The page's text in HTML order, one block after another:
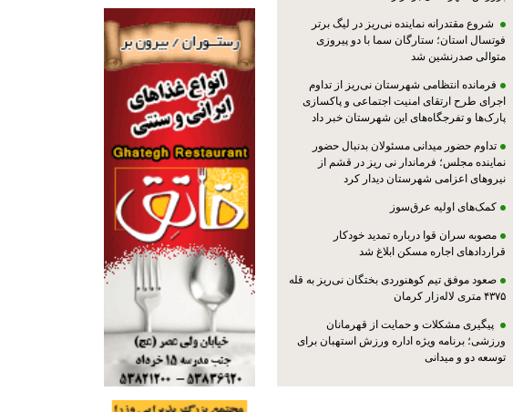
شروع مقتدرانه نماینده نی‌ریز در لیگ برتر
فوتسال استان؛ ستارگان سما با دو پیروزی
متوالی صدرنشین شد
فرمانده انتظامی شهرستان نی‌ریز از تداوم
اجرای طرح ارتقای امنیت اجتماعی و پاکسازی
پارک‌ها و تفرجگاه‌های این شهرستان خبر داد
تداوم حضور میدانی مسئولان بدنبال حضور
نماینده مجلس؛ فرماندار نی ریز در قشم از
نیروهای اعزامی شهرستان دیدار کرد
کمک‌های اولیه عرق‌سوز
مصوبه سران قوا درباره تمدید خودکار
قراردادهای اجاره مسکن ابلاغ شد
صعود موفق تیم کوهنوردی بختگان نی‌ریز به قله
۴۳۷۵ متری لاله‌زار کرمان
پیگیری مشکلات و حمایت از قهرمانان
ورزشی؛ برنامه ویژه اداره ورزش استهبان برای
توسعه دو و میدانی